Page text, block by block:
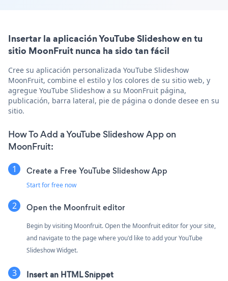
Insertar la aplicación YouTube Slideshow en tu
sitio MoonFruit nunca ha sido tan fácil
Cree su aplicación personalizada YouTube Slideshow
MoonFruit, combine el estilo y los colores de su sitio web, y
agregue YouTube Slideshow a su MoonFruit página,
publicación, barra lateral, pie de página o donde desee en su
sitio.
How To Add a YouTube Slideshow App on
MoonFruit:
Create a Free YouTube Slideshow App
Start for free now
Open the Moonfruit editor
Begin by visiting Moonfruit. Open the Moonfruit editor for your site,
and navigate to the page where you'd like to add your YouTube
Slideshow Widget.
Insert an HTML Snippet